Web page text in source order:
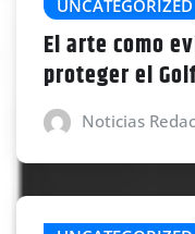
UNCATEGORIZED
El arte como
proteger el
Noticias